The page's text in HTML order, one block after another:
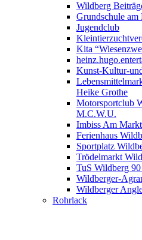
Wildberg
Grundschule
Jugendclub
Kita
Kunst-Kultur-
Heike Grothe
Motorsportclub
M.C.W.U.
Imbiss Am
Ferienhaus
Sportplatz
Trödelmarkt
TuS Wildberg 90
Wildberger-
Wildberger
Rohrlack